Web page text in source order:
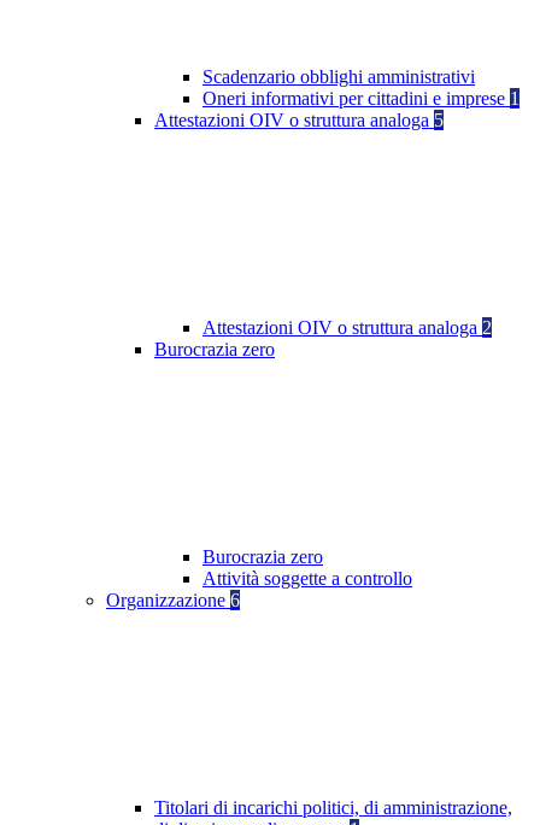
Scadenzario obblighi amministrativi
Oneri informativi per cittadini e imprese 1
Attestazioni OIV o struttura analoga 5
Attestazioni OIV o struttura analoga 2
Burocrazia zero
Burocrazia zero
Attività soggette a controllo
Organizzazione 6
Titolari di incarichi politici, di amministrazione,